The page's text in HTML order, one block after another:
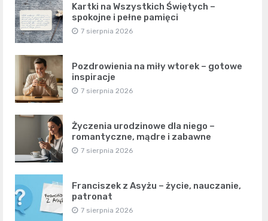
Kartki na Wszystkich Świętych –
spokojne i pełne pamięci
7 sierpnia 2026
Pozdrowienia na miły wtorek – gotowe
inspiracje
7 sierpnia 2026
Życzenia urodzinowe dla niego –
romantyczne, mądre i zabawne
7 sierpnia 2026
Franciszek z Asyżu – życie, nauczanie,
patronat
7 sierpnia 2026